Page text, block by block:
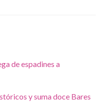
de espadines a
y suma doce Bares